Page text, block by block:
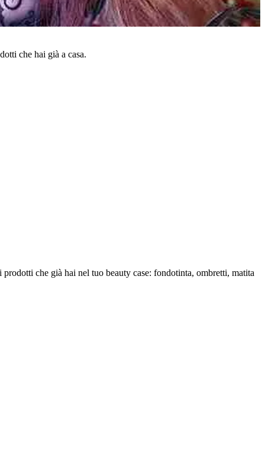
che hai già a casa.
che già hai nel tuo beauty case: fondotinta, ombretti, matita